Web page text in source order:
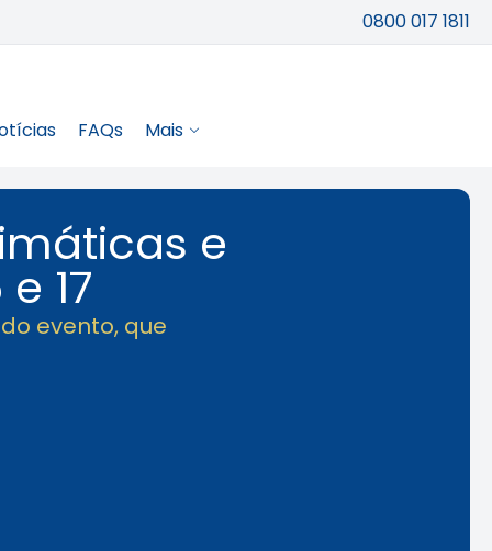
0800 017 1811
FAQs Mais
e
17
evento, que